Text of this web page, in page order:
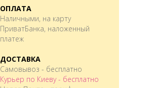
ОПЛАТА
Наличными, на карту
ПриватБанка, наложенный
платеж
ДОСТАВКА
Самовывоз - бесплатно
Курьер по Киеву - бесплатно